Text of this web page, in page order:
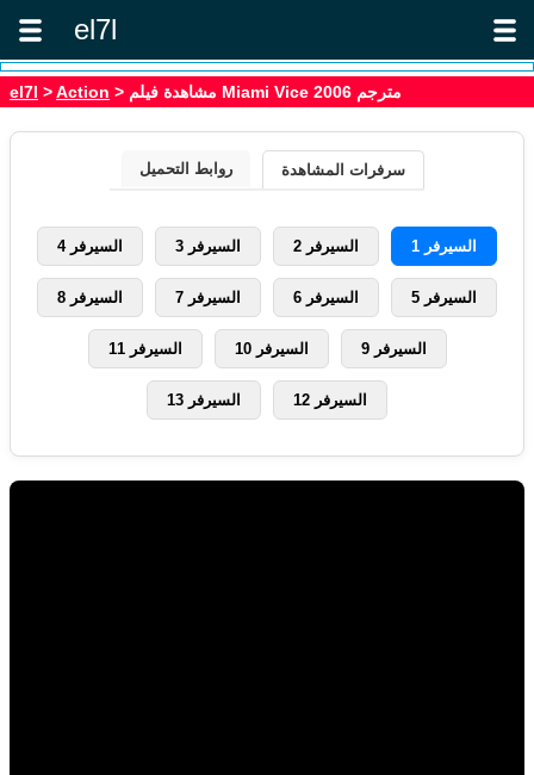
el7l
el7l >Action > مشاهدة فيلم Miami Vice 2006 مترجم
سرفرات المشاهدة روابط التحميل
السيرفر 1 السيرفر 2 السيرفر 3 السيرفر 4
السيرفر 5 السيرفر 6 السيرفر 7 السيرفر 8
السيرفر 9 السيرفر 10 السيرفر 11
السيرفر 12 السيرفر 13